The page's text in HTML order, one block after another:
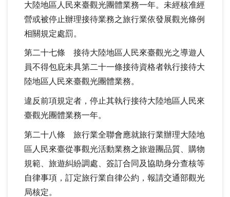
大陸地區人民來臺觀光團體業務一年。未經核准經
營或被停止辦理接待業務之旅行業依發展觀光條例
相關規定處罰。
第二十七條 接待大陸地區人民來臺觀光之導遊人
員不得包庇未具第二十一條接待資格者執行接待大
陸地區人民來臺觀光團體業務。
違反前項規定者，停止其執行接待大陸地區人民來
臺觀光團體業務一年。
第二十八條 旅行業全聯會應就旅行業辦理大陸地
區人民來臺從事觀光活動業務之旅遊團品質、購物
規範、旅遊糾紛調處、簽訂合同及協助身分查核等
自律事項，訂定旅行業自律公約，報請交通部觀光
局核定。